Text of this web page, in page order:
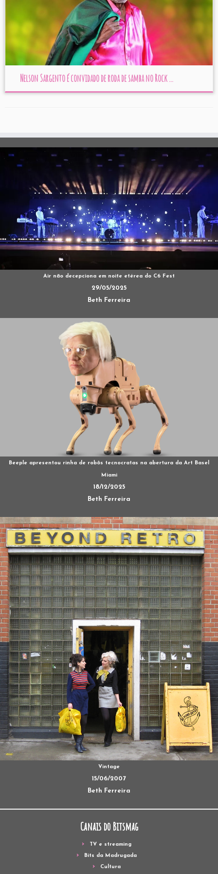
Nelson Sargento é convidado de roda de samba no Rock ...
Air não decepciona em noite etérea do C6 Fest
29/05/2025
Beth Ferreira
Beeple apresentou rinha de robôs tecnocratas na abertura da Art Basel
Miami
18/12/2025
Beth Ferreira
Vintage
15/06/2007
Beth Ferreira
Canais do Bitsmag
TV e streaming
Bits da Madrugada
Cultura